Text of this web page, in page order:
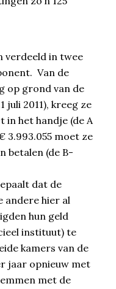
verdeeld in twee
Van de
op grond van de
juli 2011), kreeg ze
in het handje (de A
3.993.055 moet ze
betalen (de B-
dat de
andere hier al
hun geld
instituut) te
kamers van de
jaar opnieuw met
met de